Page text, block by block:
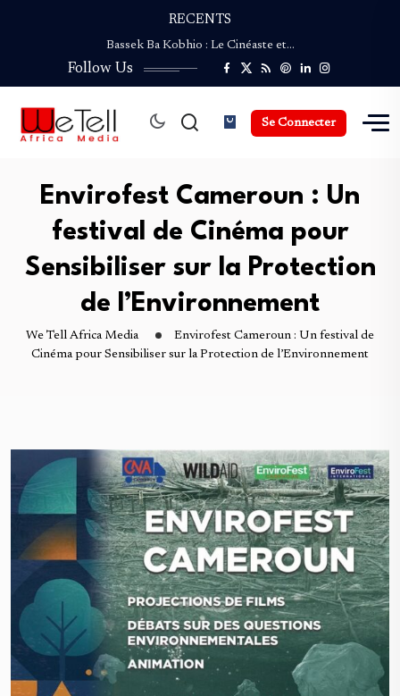
RECENTS
Coupe du Monde de la Presse Culturelle :…
Bassek Ba Kobhio : Le Cinéaste et…
ENVIROFEST CAMEROUN revient pour une Deuxième édition…
Palmarès de la Coupe du Monde de…
Coupe du Monde de la Presse Culturelle :…
ENVIROFEST CAMEROUN revient pour une Deuxième édition…
Follow Us
Se Connecter
Envirofest Cameroun : Un
festival de Cinéma pour
Sensibiliser sur la Protection
de l’Environnement
We Tell Africa Media
Envirofest Cameroun : Un festival de
Cinéma pour Sensibiliser sur la Protection de l’Environnement